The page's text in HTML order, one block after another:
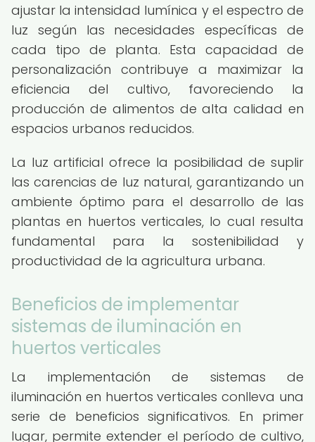
ajustar la intensidad lumínica y el espectro de
luz según las necesidades específicas de
cada tipo de planta. Esta capacidad de
personalización contribuye a maximizar la
eficiencia del cultivo, favoreciendo la
producción de alimentos de alta calidad en
espacios urbanos reducidos.
La luz artificial ofrece la posibilidad de suplir
las carencias de luz natural, garantizando un
ambiente óptimo para el desarrollo de las
plantas en huertos verticales, lo cual resulta
fundamental para la sostenibilidad y
productividad de la agricultura urbana.
Beneficios de implementar
sistemas de iluminación en
huertos verticales
La implementación de sistemas de
iluminación en huertos verticales conlleva una
serie de beneficios significativos. En primer
lugar, permite extender el período de cultivo,